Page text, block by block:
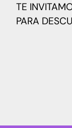
TE
PARA